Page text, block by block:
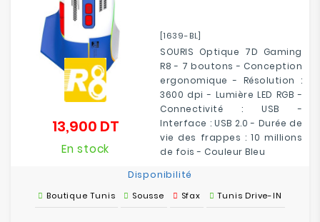
Réseau
Sécurité
Mobilités
Loisirs
[1639-BL]
SOURIS Optique 7D Gaming
R8 - 7 boutons - Conception
ergonomique - Résolution :
3600 dpi - Lumière LED RGB -
Connectivité : USB -
Interface : USB 2.0 - Durée de
vie des frappes : 10 millions
de fois - Couleur Bleu
13,900 DTPrix
En stock
Disponibilité
Boutique Tunis Sousse Sfax Tunis Drive-IN